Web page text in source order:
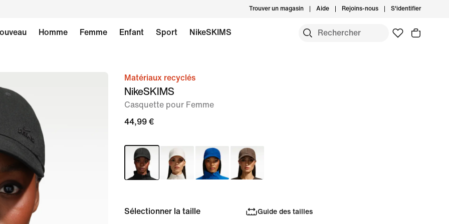
Trouver un magasin Aide Rejoins-nous S'identifier
Homme Femme Enfant Sport NikeSKIMS
image 1Matériaux recyclés
NikeSKIMS
Casquette pour Femme
44,99 €
Sélectionner la taille Guide des tailles